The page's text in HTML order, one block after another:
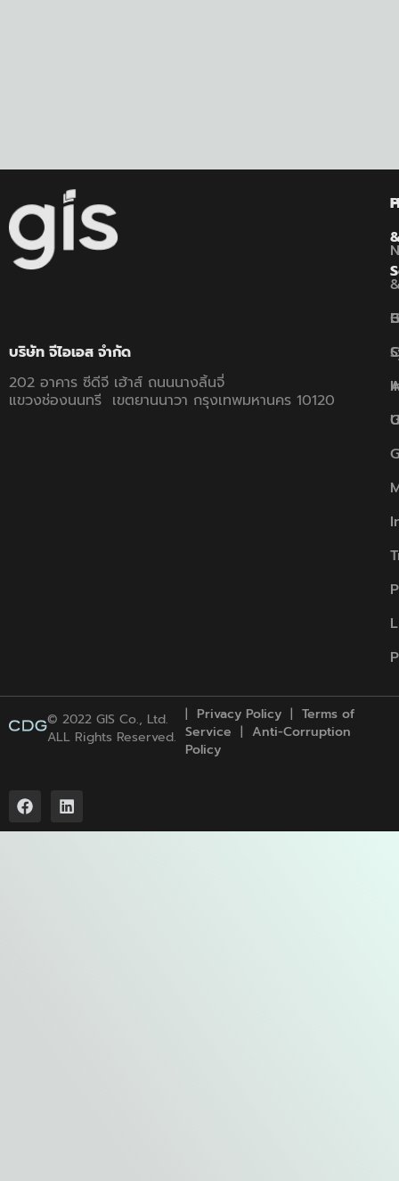
บริษัท จีไอเอส จำกัด
202 อาคาร ซีดีจี เฮ้าส์ ถนนนางลิ้นจี่
แขวงช่องนนทรี เขตยานนาวา กรุงเทพมหานคร 10120
© 2022 GIS Co., Ltd.
ALL Rights Reserved.
| Privacy Policy | Termsof
Service | Anti-Corruption
Policy